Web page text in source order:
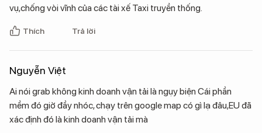
vụ,chống vòi vĩnh của các tài xế Taxi truyền thống.
Thích Trả lời
Nguyễn Việt
Ai nói grab không kinh doanh vận tải là ngụy biện Cái phần
mềm đó giờ đầy nhóc, chạy trên google map có gì lạ đâu,EU đã
xác định đó là kinh doanh vận tải mà